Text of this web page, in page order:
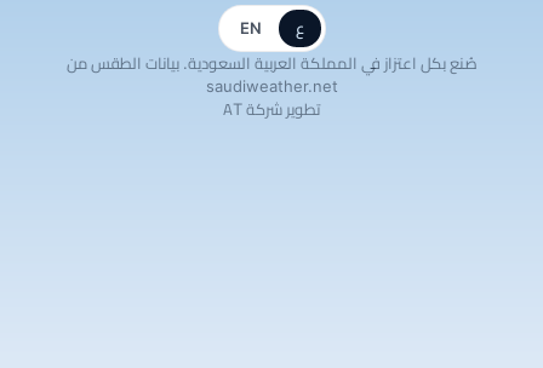
ع EN
صُنع بكل اعتزاز في المملكة العربية السعودية. بيانات الطقس من
saudiweather.net
تطوير شركة AT